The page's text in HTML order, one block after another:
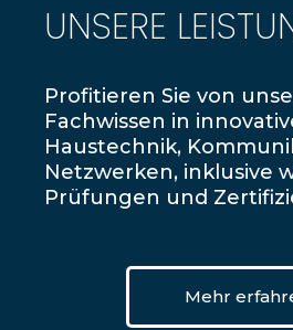
UNSERE
Profitieren Sie von
Fachwissen in
Haustechnik,
Netzwerken, inklusive
Prüfungen und
Mehr